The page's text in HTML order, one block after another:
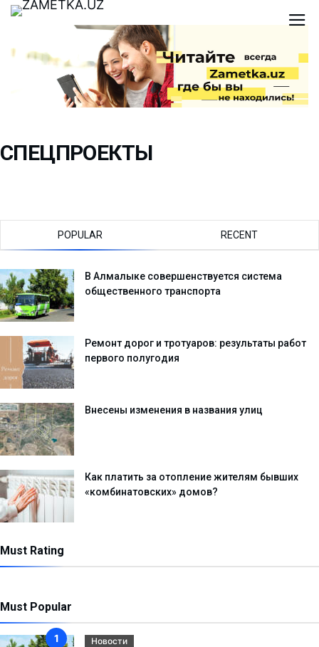
СПЕЦПРОЕКТЫ
POPULAR RECENT
В Алмалыке совершенствуется система
общественного транспорта
Ремонт дорог и тротуаров: результаты работ
первого полугодия
Внесены изменения в названия улиц
Как платить за отопление жителям бывших
«комбинатовских» домов?
Must Rating
Must Popular
Новости